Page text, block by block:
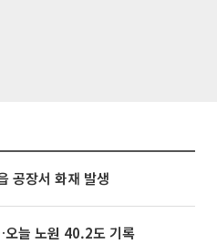
공장서 화재 발생
늘 노원 40.2도 기록